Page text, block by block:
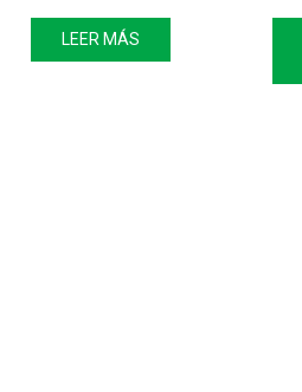
LEER MÁS